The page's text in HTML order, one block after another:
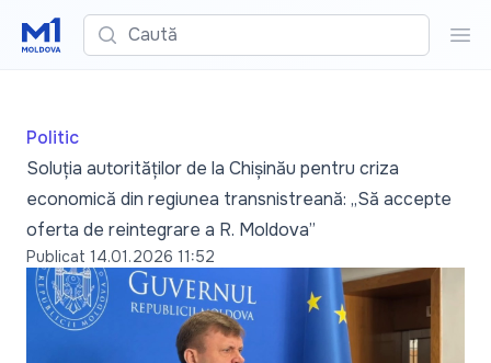
Caută
Politic
Soluția autorităților de la Chișinău pentru criza
economică din regiunea transnistreană: „Să accepte
oferta de reintegrare a R. Moldova”
Publicat 14.01.2026 11:52